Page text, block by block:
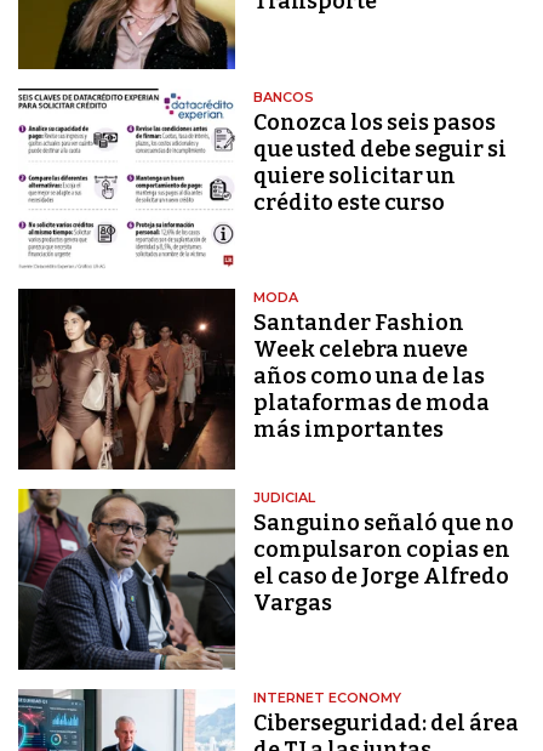
BANCOS
Conozca los seis pasos
que usted debe seguir si
quiere solicitar un
crédito este curso
MODA
Santander Fashion
Week celebra nueve
años como una de las
plataformas de moda
más importantes
JUDICIAL
Sanguino señaló que no
compulsaron copias en
el caso de Jorge Alfredo
Vargas
INTERNET ECONOMY
Ciberseguridad: del área